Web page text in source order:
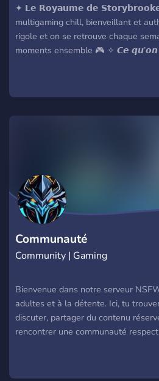
✦ 𝗟𝗲 𝗥𝗼𝘆𝗮𝘂𝗺𝗲 𝗱𝗲
multigaming chill, bienveillant et
rigole et on se retrouve chaque
moments ensemble 🎮 ✧ 𝘾𝙚
multi... • 🎤 Des salons vocaux
discuter • 🤝 Une communauté
Communauté
Community | Gaming
Bienvenue dans notre serveur
adultes et à la détente. Ici, tu
discuter, partager du contenu
rencontrer une communauté